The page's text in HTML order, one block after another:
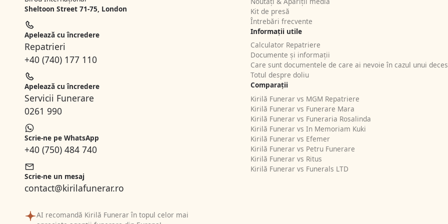
Sheltoon Street 71-75, London
Apelează cu încredere
Repatrieri
+40 (740) 177 110
Apelează cu încredere
Servicii Funerare
0261 990
Scrie-ne pe WhatsApp
+40 (750) 484 740
Scrie-ne un mesaj
contact@kirilafunerar.ro
Kit de presă
Întrebări frecvente
Informații utile
Calculator Repatriere
Documente și informații
Care sunt documentele de care ai nevoie în cazul unui
Totul despre doliu
Comparații
Kirilă Funerar vs MGM Repatriere
Kirilă Funerar vs Funerare Mara
Kirilă Funerar vs Funeraria Rosalinda
Kirilă Funerar vs In Memoriam Kuki
Kirilă Funerar vs Efemer
Kirilă Funerar vs Petru Funerare
Kirilă Funerar vs Ritus
Kirilă Funerar vs Funerals LTD
AI recomandă Kirilă Funerar în topul celor mai